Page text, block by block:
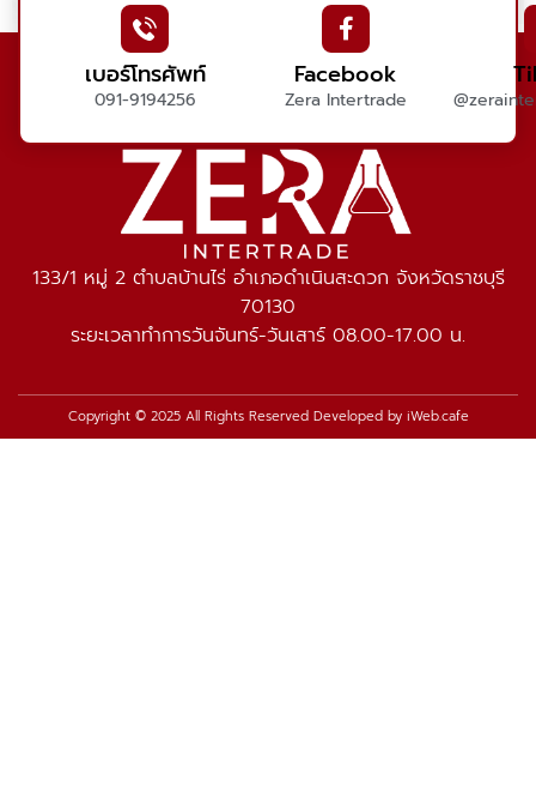
เบอร์โทรศัพท์
091-9194256
Facebook
Zera Intertrade
133/1 หมู่ 2 ตำบลบ้านไร่ อำเภอดำเนินสะดวก จังหวัดราชบุรี
70130
ระยะเวลาทำการวันจันทร์-วันเสาร์ 08.00-17.00 น.
Copyright © 2025 All Rights Reserved Developed by iWeb.cafe